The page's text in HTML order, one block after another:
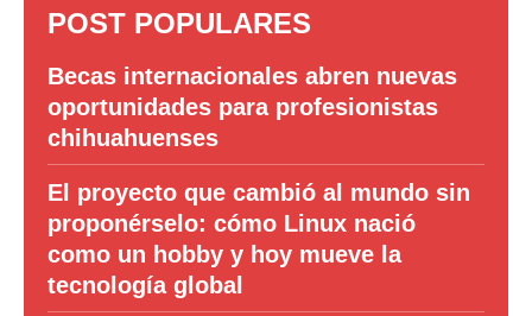
POST POPULARES
Becas internacionales abren nuevas
oportunidades para profesionistas
chihuahuenses
El proyecto que cambió al mundo sin
proponérselo: cómo Linux nació
como un hobby y hoy mueve la
tecnología global